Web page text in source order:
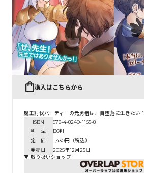
購入はこちらから
魔王討伐パーティーの元勇者は、自堕落に生きたい 1
ISBN
978-4-8240-1155-8
判 型
B6判
定 価
1,430円（税込）
発売日
2025年12月25日
▼ 取り扱いショップ